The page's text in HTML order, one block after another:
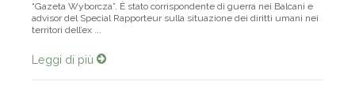
“Gazeta Wyborcza”. È stato corrispondente di guerra nei Balcani e
advisor del Special Rapporteur sulla situazione dei diritti umani nei
territori dell’ex ...
Leggi di più